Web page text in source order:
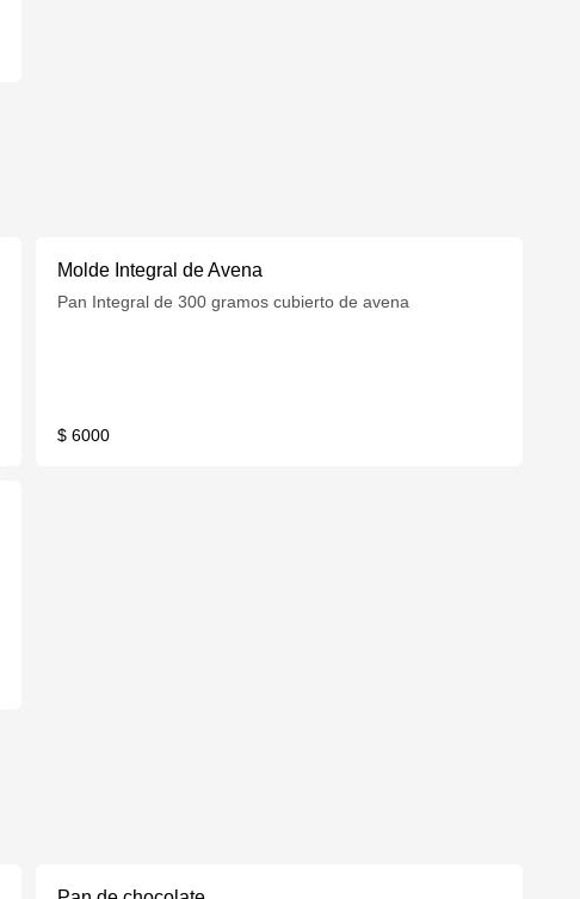
Molde Integral de Avena
Pan Integral de 300 gramos cubierto de avena
$ 6000